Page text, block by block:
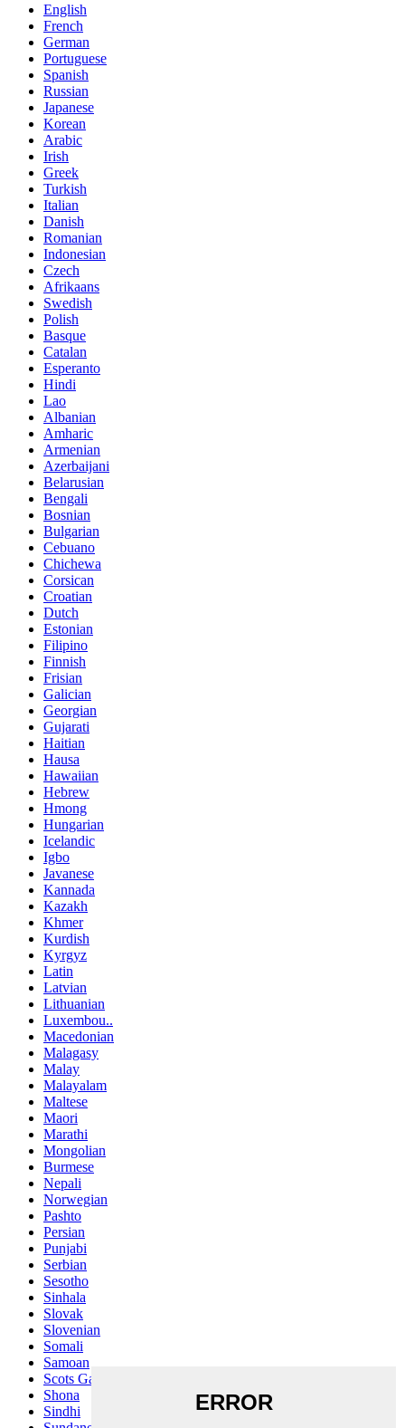
English
French
German
Portuguese
Spanish
Russian
Japanese
Korean
Arabic
Irish
Greek
Turkish
Italian
Danish
Romanian
Indonesian
Czech
Afrikaans
Swedish
Polish
Basque
Catalan
Esperanto
Hindi
Lao
Albanian
Amharic
Armenian
Azerbaijani
Belarusian
Bengali
Bosnian
Bulgarian
Cebuano
Chichewa
Corsican
Croatian
Dutch
Estonian
Filipino
Finnish
Frisian
Galician
Georgian
Gujarati
Haitian
Hausa
Hawaiian
Hebrew
Hmong
Hungarian
Icelandic
Igbo
Javanese
Kannada
Kazakh
Khmer
Kurdish
Kyrgyz
Latin
Latvian
Lithuanian
Luxembou..
Macedonian
Malagasy
Malay
Malayalam
Maltese
Maori
Marathi
Mongolian
Burmese
Nepali
Norwegian
Pashto
Persian
Punjabi
Serbian
Sesotho
Sinhala
Slovak
Slovenian
Somali
Samoan
Scots Gaelic
Shona
Sindhi